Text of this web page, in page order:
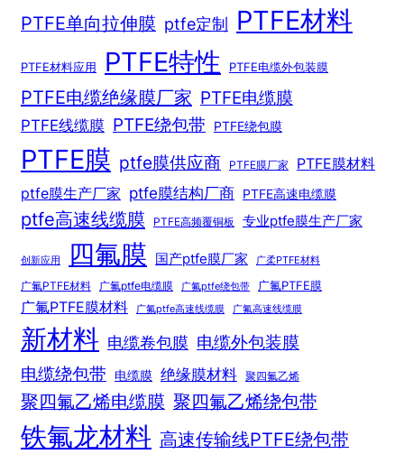
PTFE单向拉伸膜 ptfe定制 PTFE材料
PTFE材料应用 PTFE特性 PTFE电缆外包装膜
PTFE电缆绝缘膜厂家 PTFE电缆膜
PTFE线缆膜 PTFE绕包带 PTFE绕包膜
PTFE膜 ptfe膜供应商 PTFE膜厂家 PTFE膜材料
ptfe膜生产厂家 ptfe膜结构厂商 PTFE高速电缆膜
ptfe高速线缆膜 PTFE高频覆铜板 专业ptfe膜生产厂家
创新应用 四氟膜 国产ptfe膜厂家 广柔PTFE材料
广氟PTFE材料 广氟ptfe电缆膜 广氟ptfe绕包带 广氟PTFE膜
广氟PTFE膜材料 广氟ptfe高速线缆膜 广氟高速线缆膜
新材料 电缆卷包膜 电缆外包装膜
电缆绕包带 电缆膜 绝缘膜材料 聚四氟乙烯
聚四氟乙烯电缆膜 聚四氟乙烯绕包带
铁氟龙材料 高速传输线PTFE绕包带